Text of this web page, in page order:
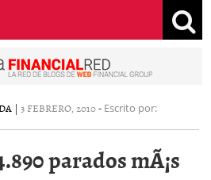
| 3 FEBRERO, 2010- Escrito por:
parados mÃ¡s